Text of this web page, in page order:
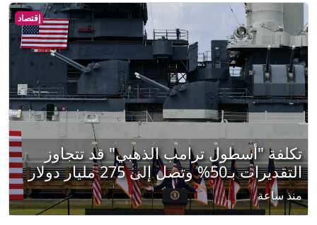
إقتصاد
تكلفة "أسطول ترامب الذهبي" قد تتجاوز
التقديرات بـ50% وتصل إلى 275 مليار دولار
منذ ساعة